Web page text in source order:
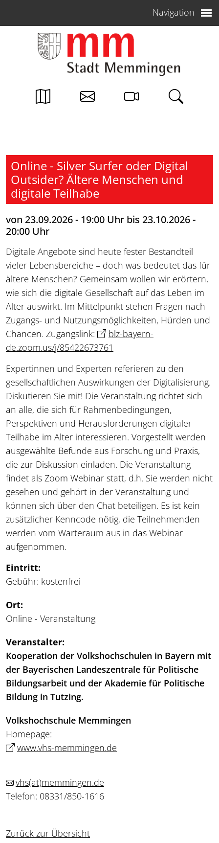
Navigation
Online - Silver Surfer oder Digital
Outsider? Ältere Menschen und
digitale Teilhabe
von 23.09.2026 - 19:00 Uhr bis 23.10.2026 -
20:00 Uhr
Digitale Angebote sind heute fester Bestandteil
vieler Lebensbereiche – doch was bedeutet das für
ältere Menschen? Gemeinsam wollen wir erörtern,
wie sich die digitale Gesellschaft auf das Leben im
Alter auswirkt. Im Mittelpunkt stehen Fragen nach
Zugangs- und Nutzungsmöglichkeiten, Hürden und
Chancen. Zugangslink:
blz-bayern-
de.zoom.us/j/85422673761
Expertinnen und Experten referieren zu den
gesellschaftlichen Auswirkungen der Digitalisierung.
Diskutieren Sie mit! Die Veranstaltung richtet sich
an alle, die sich für Rahmenbedingungen,
Perspektiven und Herausforderungen digitaler
Teilhabe im Alter interessieren. Vorgestellt werden
ausgewählte Befunde aus Forschung und Praxis,
die zur Diskussion einladen. Die Veranstaltung
findet als Zoom Webinar statt, d.h. Sie werden nicht
gesehen und gehört in der Veranstaltung und
können sich über den Chat beteiligen. Es ist kein
zusätzlicher Kenncode nötig, die Teilnehmenden
werden vom Warteraum aus in das Webinar
aufgenommen.
Eintritt:
Gebühr: kostenfrei
Ort:
Online - Veranstaltung
Veranstalter:
Kooperation der Volkshochschulen in Bayern mit
der Bayerischen Landeszentrale für Politische
Bildungsarbeit und der Akademie für Politische
Bildung in Tutzing.
Volkshochschule Memmingen
Homepage:
www.vhs-memmingen.de
vhs(at)memmingen.de
Telefon: 08331/850-1616
Zurück zur Übersicht